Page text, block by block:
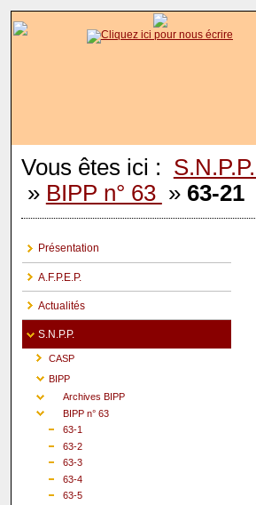
Vous êtes ici : S.N.P.P.
» BIPP n° 63 » 63-21
Présentation
A.F.P.E.P.
Actualités
S.N.P.P.
CASP
BIPP
Archives BIPP
BIPP n° 63
63-1
63-2
63-3
63-4
63-5